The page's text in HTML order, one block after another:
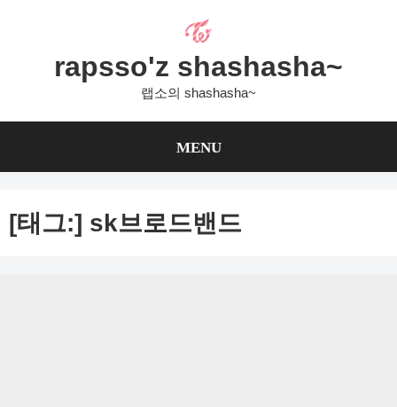
rapsso'z shashasha~
랩소의 shashasha~
MENU
[태그:] sk브로드밴드